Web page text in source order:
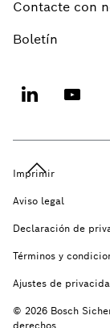
Contacte con
Boletín
Imprimir
Aviso legal
Declaración de
Términos y
Ajustes de
© 2026 Bosch
derechos